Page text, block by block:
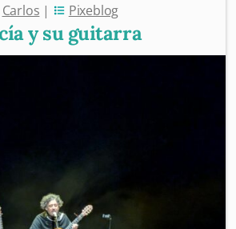
Carlos | Pixeblog
y su guitarra